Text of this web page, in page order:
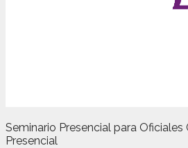
Seminario Presencial para
Presencial